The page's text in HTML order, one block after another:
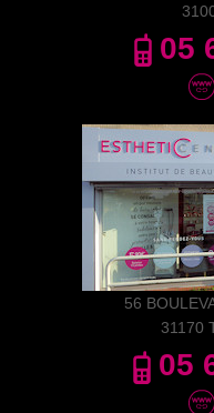
05
56
31170
05